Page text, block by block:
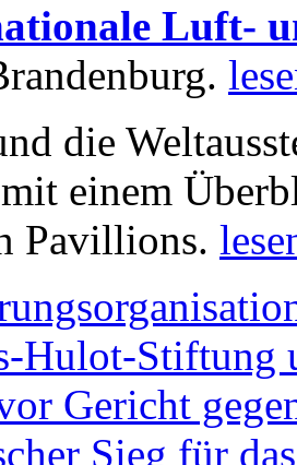
Luft-
die
einem
Pavillions.
Hulot-Stiftung
Gericht
Sieg für